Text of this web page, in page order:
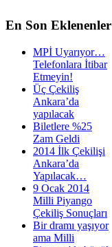
En Son Eklenenler
MPİ Uyarıyor…
Telefonlara İtibar
Etmeyin!
Üç Çekiliş
Ankara’da
yapılacak
Biletlere %25
Zam Geldi
2014 İlk Çekilişi
Ankara’da
Yapılacak…
9 Ocak 2014
Milli Piyango
Çekiliş Sonuçları
Bir dramı yaşıyor
ama Milli